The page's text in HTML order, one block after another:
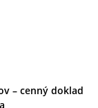
– cenný doklad